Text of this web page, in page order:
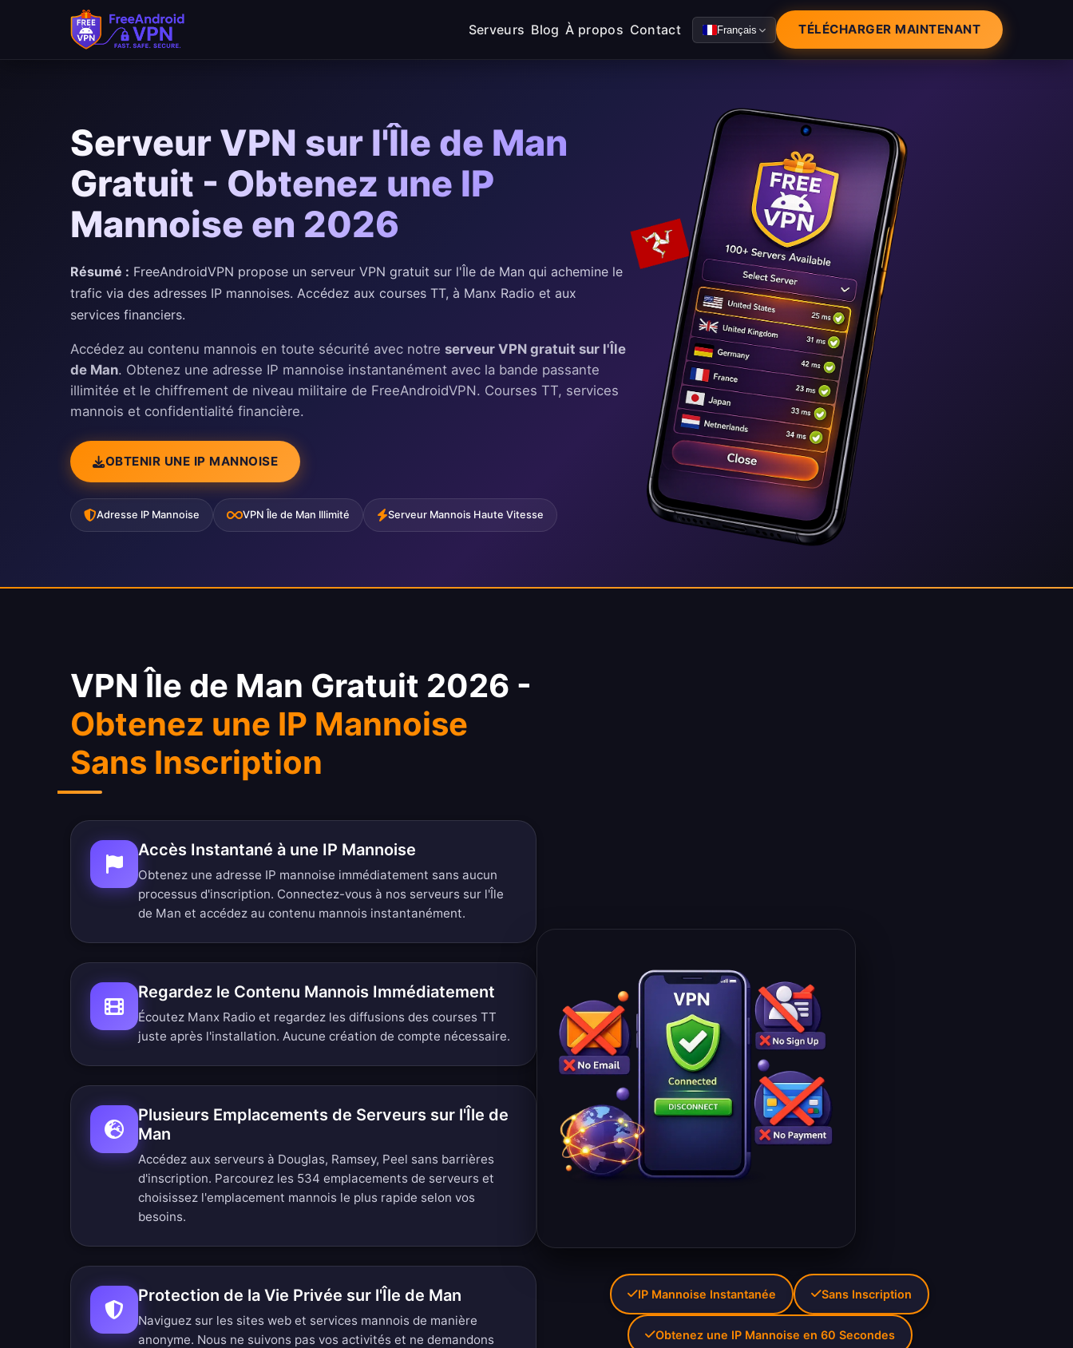
Passer au contenu principal
Serveurs Blog À propos Contact Français TÉLÉCHARGER MAINTENANT
Serveur VPN sur l'Île de Man
Gratuit - Obtenez une IP
Mannoise en 2026
Résumé : FreeAndroidVPN propose un serveur VPN gratuit sur l'Île de Man qui achemine le
trafic via des adresses IP mannoises. Accédez aux courses TT, à Manx Radio et aux
services financiers.
Accédez au contenu mannois en toute sécurité avec notre serveur VPN gratuit sur l'Île
de Man. Obtenez une adresse IP mannoise instantanément avec la bande passante
illimitée et le chiffrement de niveau militaire de FreeAndroidVPN. Courses TT, services
mannois et confidentialité financière.
OBTENIR UNE IP MANNOISE
Adresse IP Mannoise VPN Île de Man Illimité Serveur Mannois Haute Vitesse
VPN Île de Man Gratuit 2026 -
Obtenez une IP Mannoise
Sans Inscription
Accès Instantané à une IP Mannoise
Obtenez une adresse IP mannoise immédiatement sans aucun
processus d'inscription. Connectez-vous à nos serveurs sur l'Île
de Man et accédez au contenu mannois instantanément.
Regardez le Contenu Mannois Immédiatement
Écoutez Manx Radio et regardez les diffusions des courses TT
juste après l'installation. Aucune création de compte nécessaire.
Plusieurs Emplacements de Serveurs sur l'Île de
Man
Accédez aux serveurs à Douglas, Ramsey, Peel sans barrières
d'inscription. Parcourez les 534 emplacements de serveurs et
choisissez l'emplacement mannois le plus rapide selon vos
besoins.
Protection de la Vie Privée sur l'Île de Man
Naviguez sur les sites web et services mannois de manière
anonyme. Nous ne suivons pas vos activités et ne demandons
IP Mannoise Instantanée Sans Inscription
Obtenez une IP Mannoise en 60 Secondes